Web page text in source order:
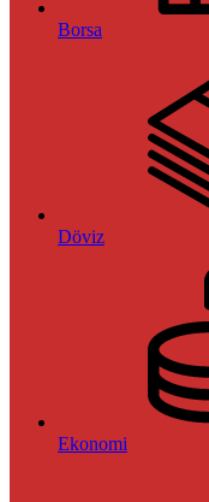
Borsa
Döviz
Ekonomi